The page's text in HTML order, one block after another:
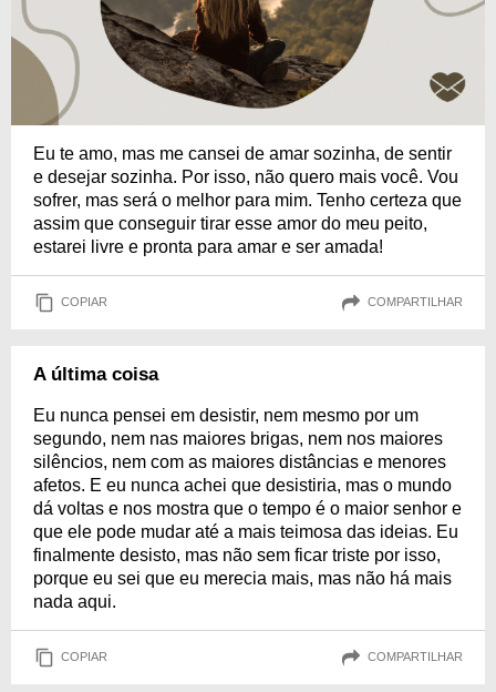
Eu te amo, mas me cansei de amar sozinha, de sentir
e desejar sozinha. Por isso, não quero mais você. Vou
sofrer, mas será o melhor para mim. Tenho certeza que
assim que conseguir tirar esse amor do meu peito,
estarei livre e pronta para amar e ser amada!
COPIAR COMPARTILHAR
A última coisa
Eu nunca pensei em desistir, nem mesmo por um
segundo, nem nas maiores brigas, nem nos maiores
silêncios, nem com as maiores distâncias e menores
afetos. E eu nunca achei que desistiria, mas o mundo
dá voltas e nos mostra que o tempo é o maior senhor e
que ele pode mudar até a mais teimosa das ideias. Eu
finalmente desisto, mas não sem ficar triste por isso,
porque eu sei que eu merecia mais, mas não há mais
nada aqui.
COPIAR COMPARTILHAR